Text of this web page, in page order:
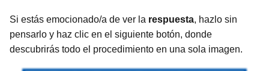
Si estás emocionado/a de ver la respuesta, hazlo sin
pensarlo y haz clic en el siguiente botón, donde
descubrirás todo el procedimiento en una sola imagen.